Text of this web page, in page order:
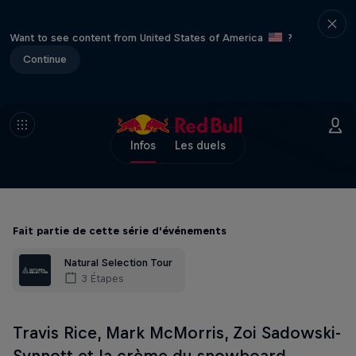
Want to see content from United States of America
?
Continue
Infos Les duels
Fait partie de cette série d'événements
Natural Selection Tour
3 Étapes
Travis Rice, Mark McMorris, Zoi Sadowski-